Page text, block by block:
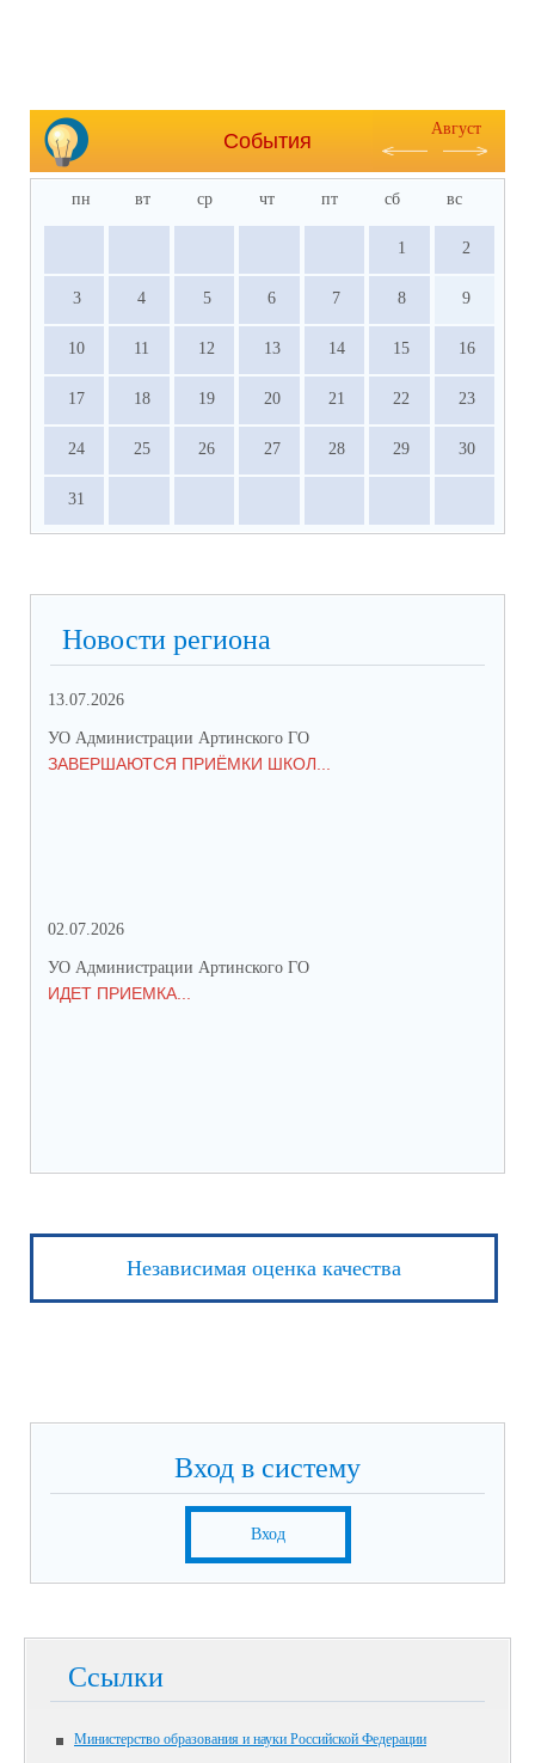
События
Август
пн вт ср чт пт сб вс
1 2
3 4 5 6 7 8 9
10 11 12 13 14 15 16
17 18 19 20 21 22 23
24 25 26 27 28 29 30
31
Новости региона
13.07.2026
УО Администрации Артинского ГО
ЗАВЕРШАЮТСЯ ПРИЁМКИ ШКОЛ...
02.07.2026
УО Администрации Артинского ГО
ИДЕТ ПРИЕМКА...
Независимая оценка качества
Вход в систему
Вход
Ссылки
Министерство образования и науки Российской Федерации